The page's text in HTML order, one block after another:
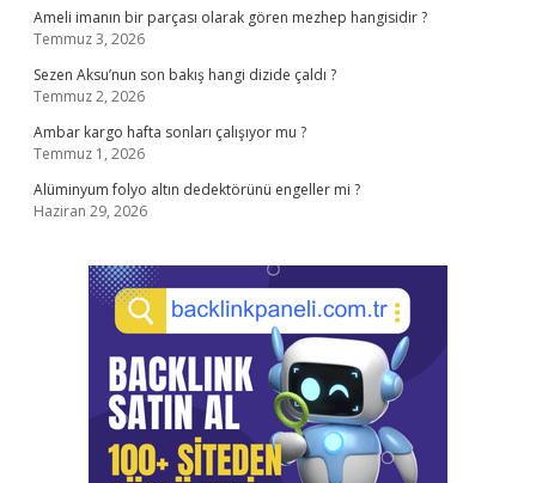
Ameli imanın bir parçası olarak gören mezhep hangisidir ?
Temmuz 3, 2026
Sezen Aksu’nun son bakış hangi dizide çaldı ?
Temmuz 2, 2026
Ambar kargo hafta sonları çalışıyor mu ?
Temmuz 1, 2026
Alüminyum folyo altın dedektörünü engeller mi ?
Haziran 29, 2026